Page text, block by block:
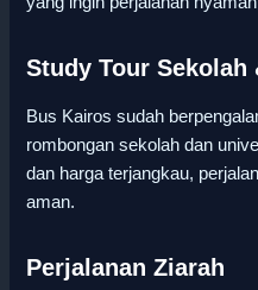
Study Tour Sekolah
Bus Kairos sudah
rombongan sekolah dan
dan harga terjangkau,
aman.
Perjalanan Ziarah